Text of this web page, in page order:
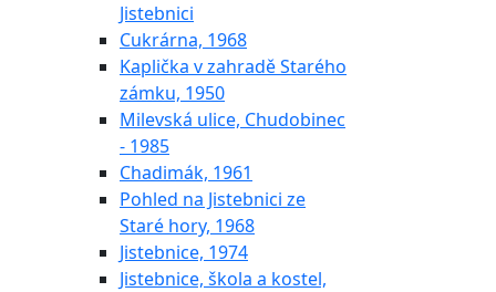
Jistebnici
Cukrárna, 1968
Kaplička v zahradě Starého
zámku, 1950
Milevská ulice, Chudobinec
- 1985
Chadimák, 1961
Pohled na Jistebnici ze
Staré hory, 1968
Jistebnice, 1974
Jistebnice, škola a kostel,